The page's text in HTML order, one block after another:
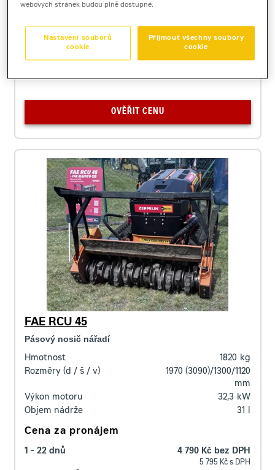
Cena za pronájem
1 - 22 dnů
3 424 Kč s DPH
OVĚŘIT CENU
FAE RCU 45
Pásový nosič nářadí
Hmotnost 1820 kg
Rozměry (d / š / v)
1970 (3090)/1300/1120
mm
Výkon motoru
32,3 kW
Objem nádrže
31 l
Cena za pronájem
1 - 22 dnů 4 790 Kč bez DPH
5 795 Kč s DPH
webových stránek budou plně dostupné.
Přijmout všechny soubory
cookie
Nastavení souborů
cookie